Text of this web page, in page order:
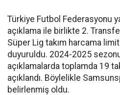
Türkiye Futbol Federasyonu
açıklama ile birlikte 2.
Süper Lig takım harcama
duyuruldu. 2024-2025
açıklamalarda toplamda 19
açıklandı. Böylelikle
belirlenmiş oldu.